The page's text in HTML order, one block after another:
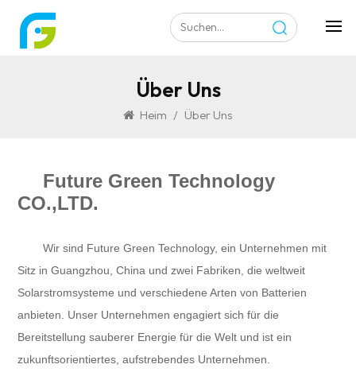
Über Uns
Heim / Über Uns
Future Green Technology
CO.,LTD.
Wir sind Future Green Technology, ein Unternehmen mit
Sitz in Guangzhou, China und zwei Fabriken, die weltweit
Solarstromsysteme und verschiedene Arten von Batterien
anbieten. Unser Unternehmen engagiert sich für die
Bereitstellung sauberer Energie für die Welt und ist ein
zukunftsorientiertes, aufstrebendes Unternehmen.